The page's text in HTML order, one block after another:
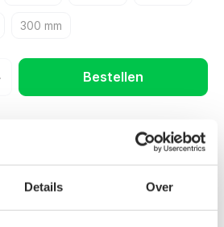
Details Over
300 mm
Bestellen